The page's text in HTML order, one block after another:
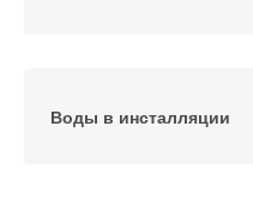
Воды в инсталляции